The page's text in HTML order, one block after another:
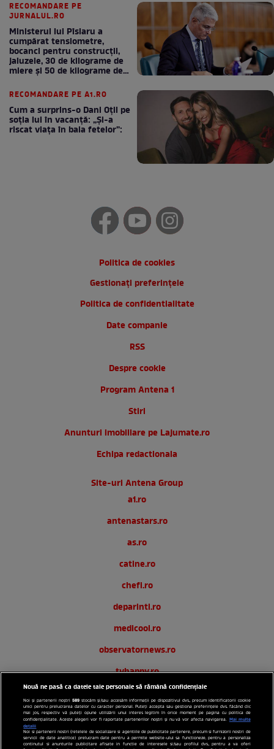
RECOMANDARE PE
JURNALUL.RO
Ministerul lui Pîslaru a
cumpărat tensiometre,
bocanci pentru construcții,
jaluzele, 30 de kilograme de
miere și 50 de kilograme de
RECOMANDARE PE A1.RO
Cum a surprins-o Dani Oțil pe
soția lui în vacanță: „Și-a
riscat viața în baia fetelor”:
Politica de cookies
Gestionați preferințele
Politica de confidentialitate
Date companie
RSS
Despre cookie
Program Antena 1
Stiri
Anunturi imobiliare pe Lajumate.ro
Echipa redactionala
Site-uri Antena Group
a1.ro
antenastars.ro
as.ro
catine.ro
chefi.ro
deparinti.ro
medicool.ro
observatornews.ro
tvhappy.ro
useit.ro
zutv.ro
Trends AntenaPLAY
Nouă ne pasă ca datele tale personale să rămână confidențiale
Noi și partenerii noștri589 stocăm și/sau accesăm informații pe dispozitivul dvs., precum identificatorii cookie
unici pentru prelucrarea datelor cu caracter personal. Puteți accepta sau gestiona preferințele dvs. făcând clic
mai jos, respectiv vă puteți opune utilizării unui interes legitim în orice moment pe pagina cu politica de
confidențialitate. Aceste alegeri vor fi raportate partenerilor noștri și nu vă vor afecta navigarea. Mai multe
detalii
Noi si partenerii nostri (retelele de socializare si agentiile de publicitate partenere, precum si furnizorii nostri de
servicii de date analitice) prelucram date pentru a permite website-ului sa functioneze, pentru a personaliza
continutul si anunturile publicitare afisate in functie de interesele si/sau profilul dvs., pentru a va oferi